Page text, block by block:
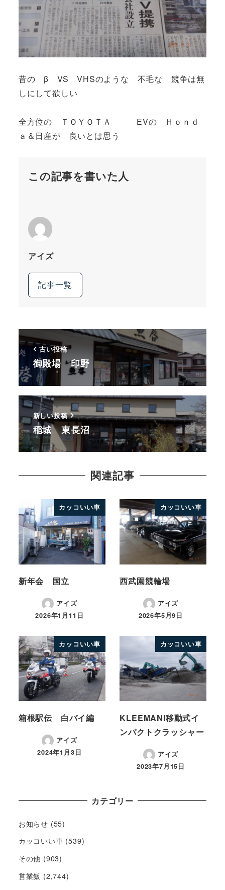
昔の β VS VHSのような 不毛な 競争は無
しにして欲しい
全方位の ＴＯＹＯＴＡ EVの Ｈｏｎｄ
ａ＆日産が 良いとは思う
この記事を書いた人
アイズ
記事一覧
古い投稿
御殿場 印野
新しい投稿
稲城 東長沼
関連記事
カッコいい車
新年会 国立
アイズ
2026年1月11日
カッコいい車
西武園競輪場
アイズ
2026年5月9日
カッコいい車
箱根駅伝 白バイ編
アイズ
2024年1月3日
カッコいい車
KLEEMANI移動式イ
ンパクトクラッシャー
アイズ
2023年7月15日
カテゴリー
お知らせ (55)
カッコいい車 (539)
その他 (903)
営業飯 (2,744)